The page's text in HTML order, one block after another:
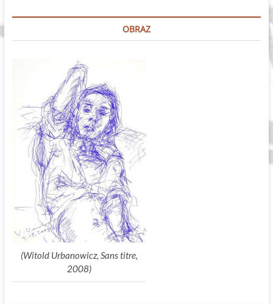
OBRAZ
(Witold Urbanowicz, Sans titre,
2008)